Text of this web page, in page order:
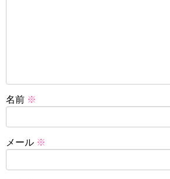
名前 ※
メール ※